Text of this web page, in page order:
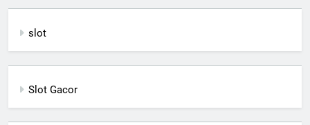
slot
Slot Gacor